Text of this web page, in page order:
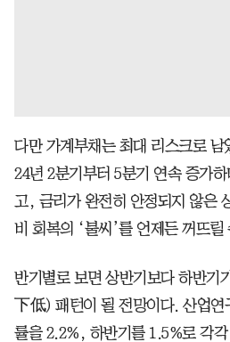
다만 가계부채는 최대 리스크로
24년 2분기부터 5분기 연속 증가
고, 금리가 완전히 안정되지 않은
비 회복의 ‘불씨’를 언제든 꺼뜨릴
반기별로 보면 상반기보다 하반기
下低) 패턴이 될 전망이다. 산업
률을 2.2%, 하반기를 1.5%로 각